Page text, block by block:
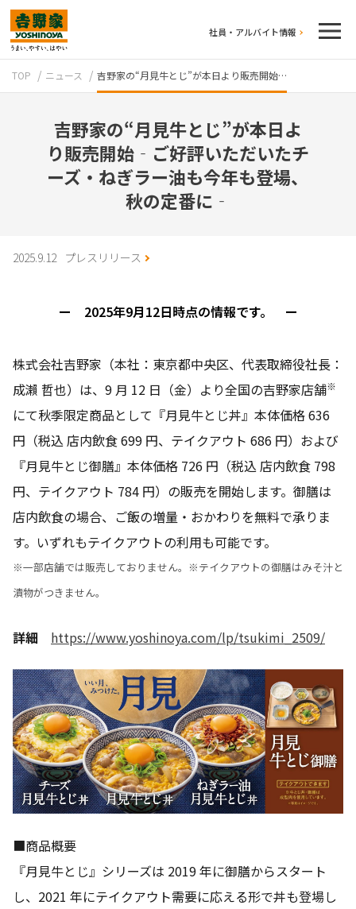
社員・アルバイト情報
TOP ニュース 吉野家の“月見牛とじ”が本日より販売開始…
吉野家の“月見牛とじ”が本日よ
り販売開始‐ご好評いただいたチ
ーズ・ねぎラー油も今年も登場、
秋の定番に‐
2025.9.12 プレスリリース
ー 2025年9月12日時点の情報です。 ー
株式会社吉野家（本社：東京都中央区、代表取締役社長：
成瀨 哲也）は、9 月 12 日（金）より全国の吉野家店舗※
にて秋季限定商品として『月見牛とじ丼』本体価格 636
円（税込 店内飲食 699 円、テイクアウト 686 円）および
『月見牛とじ御膳』本体価格 726 円（税込 店内飲食 798
円、テイクアウト 784 円）の販売を開始します。御膳は
店内飲食の場合、ご飯の増量・おかわりを無料で承りま
す。いずれもテイクアウトの利用も可能です。
※一部店舗では販売しておりません。※テイクアウトの御膳はみそ汁と
漬物がつきません。
詳細 https://www.yoshinoya.com/lp/tsukimi_2509/
■商品概要
『月見牛とじ』シリーズは 2019 年に御膳からスタート
し、2021 年にテイクアウト需要に応える形で丼も登場し